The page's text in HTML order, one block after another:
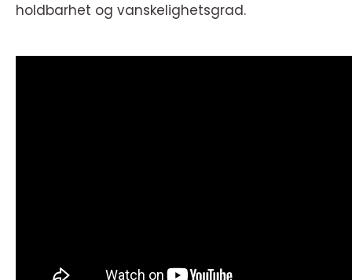
holdbarhet og vanskelighetsgrad.